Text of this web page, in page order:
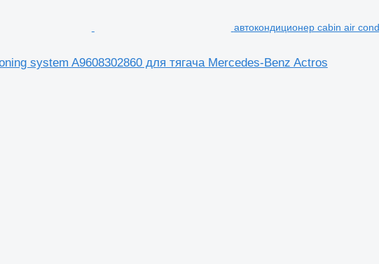
автокондиционер cabin air
system A9608302860 для тягача Mercedes-Benz Actros